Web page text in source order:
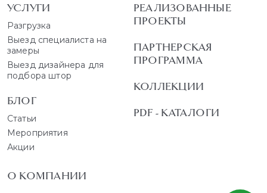
УСЛУГИ
Разгрузка
Выезд специалиста на
замеры
Выезд дизайнера для
подбора штор
БЛОГ
Статьи
Мероприятия
Акции
РЕАЛИЗОВАННЫЕ
ПРОЕКТЫ
ПАРТНЕРСКАЯ
ПРОГРАММА
КОЛЛЕКЦИИ
PDF - КАТАЛОГИ
О КОМПАНИИ